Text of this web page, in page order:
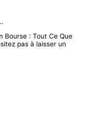
Bourse : Tout Ce Que
pas à laisser un